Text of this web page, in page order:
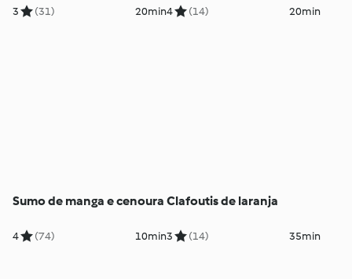
3 (31) 20min4 (14) 20min
Sumo de manga e cenoura
4 (74) 10min
Clafoutis de laranja
3 (14) 35min